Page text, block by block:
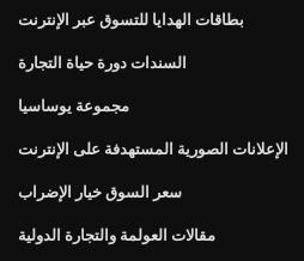
بطاقات الهدايا للتسوق عبر الإنترنت
السندات دورة حياة التجارة
مجموعة يوساسيا
الإعلانات الصورية المستهدفة على الإنترنت
سعر السوق خيار الإضراب
مقالات العولمة والتجارة الدولية